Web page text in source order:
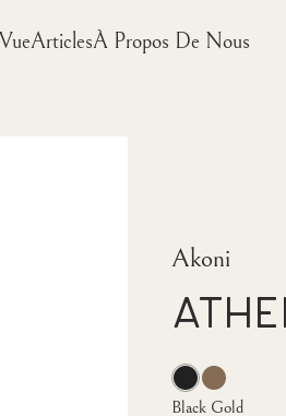
ArticlesÀ Propos De Nous
Akoni
Black Gold